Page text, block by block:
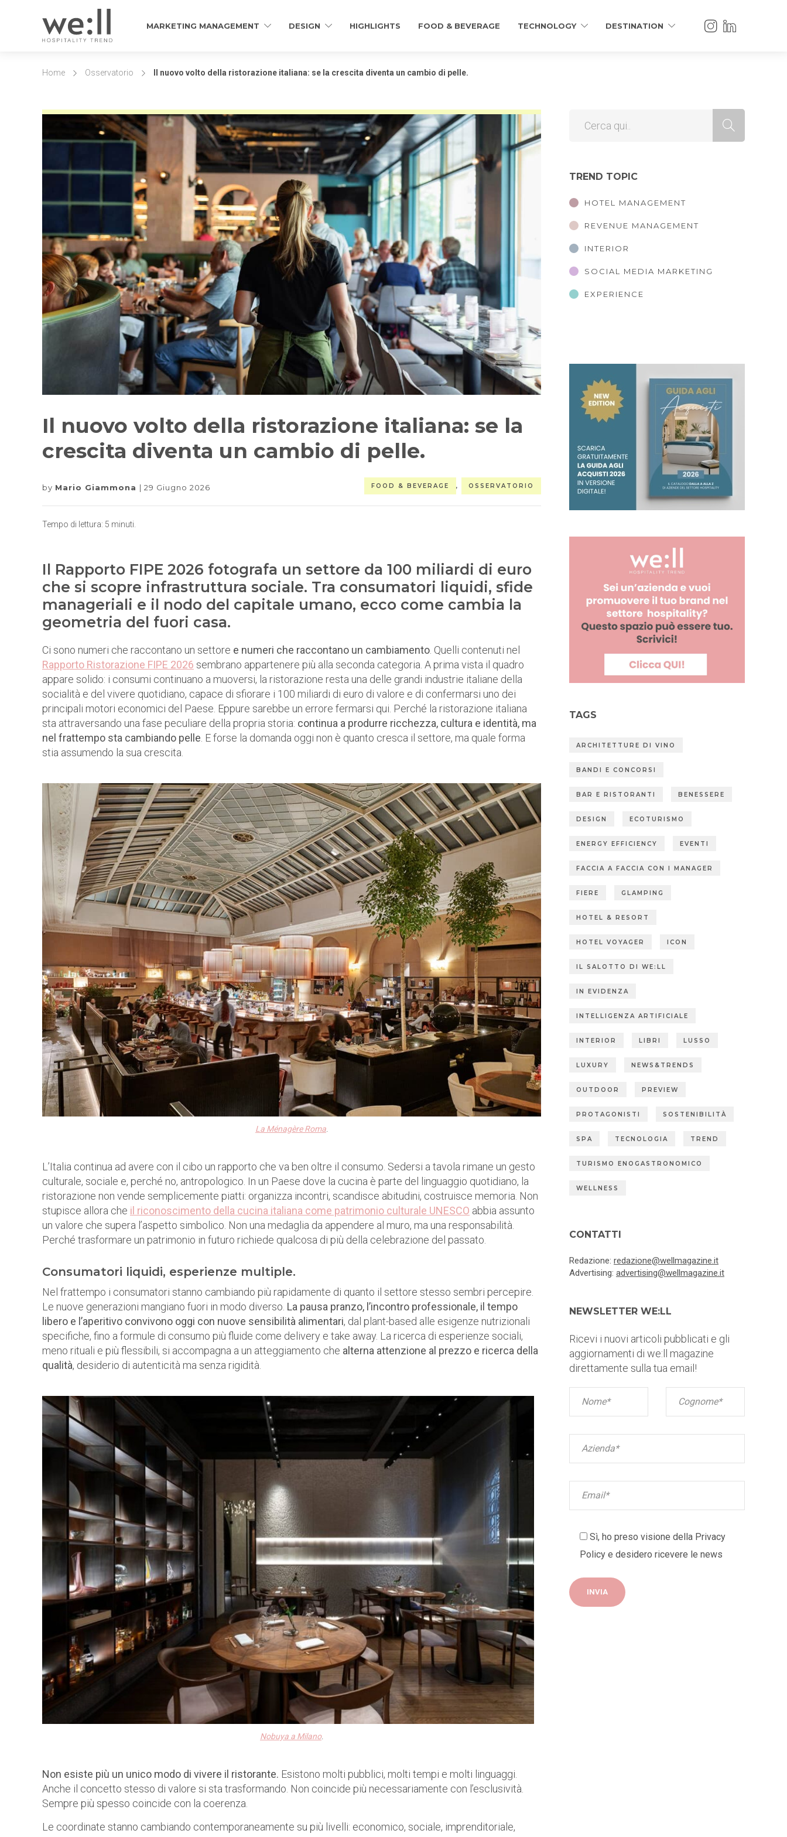
MARKETING MANAGEMENT DESIGN HIGHLIGHTS FOOD & BEVERAGE TECHNOLOGY DESTINATION
Home Osservatorio Il nuovo volto della ristorazione italiana: se la crescita diventa un cambio di pelle.
Il nuovo volto della ristorazione italiana: se la
crescita diventa un cambio di pelle.
by Mario Giammona 29 Giugno 2026 FOOD & BEVERAGE , OSSERVATORIO
Tempo di lettura: 5 minuti.
Il Rapporto FIPE 2026 fotografa un settore da 100 miliardi di euro
che si scopre infrastruttura sociale. Tra consumatori liquidi, sfide
manageriali e il nodo del capitale umano, ecco come cambia la
geometria del fuori casa.
Ci sono numeri che raccontano un settore e numeri che raccontano un cambiamento. Quelli contenuti nel
Rapporto Ristorazione FIPE 2026 sembrano appartenere più alla seconda categoria. A prima vista il quadro
appare solido: i consumi continuano a muoversi, la ristorazione resta una delle grandi industrie italiane della
socialità e del vivere quotidiano, capace di sfiorare i 100 miliardi di euro di valore e di confermarsi uno dei
principali motori economici del Paese. Eppure sarebbe un errore fermarsi qui. Perché la ristorazione italiana
sta attraversando una fase peculiare della propria storia: continua a produrre ricchezza, cultura e identità, ma
nel frattempo sta cambiando pelle. E forse la domanda oggi non è quanto cresca il settore, ma quale forma
stia assumendo la sua crescita.
La Ménagère Roma
L’Italia continua ad avere con il cibo un rapporto che va ben oltre il consumo. Sedersi a tavola rimane un gesto
culturale, sociale e, perché no, antropologico. In un Paese dove la cucina è parte del linguaggio quotidiano, la
ristorazione non vende semplicemente piatti: organizza incontri, scandisce abitudini, costruisce memoria. Non
stupisce allora che il riconoscimento della cucina italiana come patrimonio culturale UNESCO abbia assunto
un valore che supera l’aspetto simbolico. Non una medaglia da appendere al muro, ma una responsabilità.
Perché trasformare un patrimonio in futuro richiede qualcosa di più della celebrazione del passato.
Consumatori liquidi, esperienze multiple.
Nel frattempo i consumatori stanno cambiando più rapidamente di quanto il settore stesso sembri percepire.
Le nuove generazioni mangiano fuori in modo diverso. La pausa pranzo, l’incontro professionale, il tempo
libero e l’aperitivo convivono oggi con nuove sensibilità alimentari, dal plant-based alle esigenze nutrizionali
specifiche, fino a formule di consumo più fluide come delivery e take away. La ricerca di esperienze sociali,
meno rituali e più flessibili, si accompagna a un atteggiamento che alterna attenzione al prezzo e ricerca della
qualità, desiderio di autenticità ma senza rigidità.
Nobuya a Milano.
Non esiste più un unico modo di vivere il ristorante. Esistono molti pubblici, molti tempi e molti linguaggi.
Anche il concetto stesso di valore si sta trasformando. Non coincide più necessariamente con l’esclusività.
Sempre più spesso coincide con la coerenza.
Le coordinate stanno cambiando contemporaneamente su più livelli: economico, sociale, imprenditoriale,
TREND TOPIC
HOTEL MANAGEMENT
REVENUE MANAGEMENT
INTERIOR
SOCIAL MEDIA MARKETING
EXPERIENCE
TAGS
ARCHITETTURE DI VINO
BANDI E CONCORSI
BAR E RISTORANTI BENESSERE
DESIGN ECOTURISMO
ENERGY EFFICIENCY EVENTI
FACCIA A FACCIA CON I MANAGER
FIERE GLAMPING
HOTEL & RESORT
HOTEL VOYAGER ICON
IL SALOTTO DI WE:LL
IN EVIDENZA
INTELLIGENZA ARTIFICIALE
INTERIOR LIBRI LUSSO
LUXURY NEWS&TRENDS
OUTDOOR PREVIEW
PROTAGONISTI SOSTENIBILITÀ
SPA TECNOLOGIA TREND
TURISMO ENOGASTRONOMICO
WELLNESS
CONTATTI
Redazione: redazione@wellmagazine.it
Advertising: advertising@wellmagazine.it
NEWSLETTER WE:LL
Ricevi i nuovi articoli pubblicati e gli
aggiornamenti di we:ll magazine
direttamente sulla tua email!
Sì, ho preso visione della Privacy
Policy e desidero ricevere le news